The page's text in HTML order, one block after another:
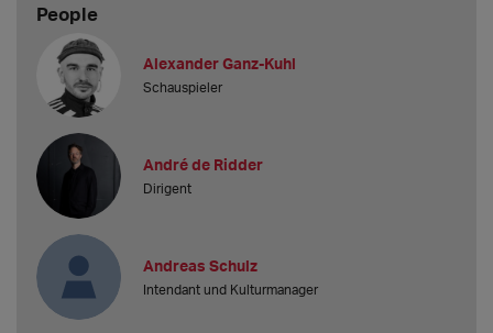
People
Alexander Ganz-Kuhl
Schauspieler
André de Ridder
Dirigent
Andreas Schulz
Intendant und Kulturmanager